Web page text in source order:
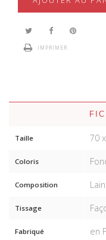
IMPRIMER
Taille 70
Coloris
Composition
Tissage
Fabriqué en